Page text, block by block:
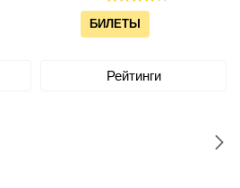
Рейтинги
БИЛЕТЫ